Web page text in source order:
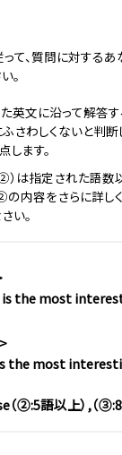
て、質問に対する
。
英文に沿って解答す
さわしくないと判断
します。
②）は指定された語
の内容をさらに詳し
い。
the most
is the most
（②:5語以上）,（